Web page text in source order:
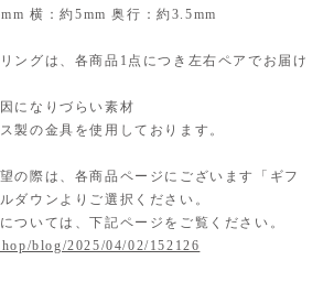
横：約5mm 奥行：約3.5mm
ングは、各商品1点につき左右ペアでお届け
になりづらい素材
製の金具を使用しております。
の際は、各商品ページにございます「ギフ
ダウンよりご選択ください。
ついては、下記ページをご覧ください。
blog/2025/04/02/152126